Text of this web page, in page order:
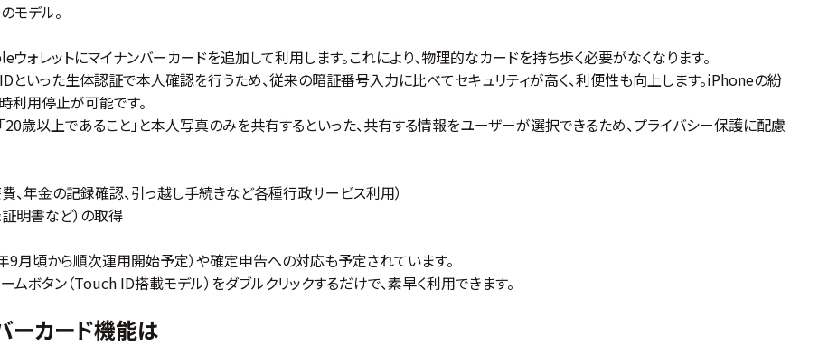
モデル。
ォレットにマイナンバーカードを追加して利用します。これにより、物理的なカードを持ち歩く必要がなくなります。
といった生体認証で本人確認を行うため、従来の暗証番号入力に比べてセキュリティが高く、利便性も向上します。iPhoneの紛
利用停止が可能です。
歳以上であること」と本人写真のみを共有するといった、共有する情報をユーザーが選択できるため、プライバシー保護に配慮
、年金の記録確認、引っ越し手続きなど各種行政サービス利用）
明書など）の取得
月頃から順次運用開始予定）や確定申告への対応も予定されています。
ボタン（Touch ID搭載モデル）をダブルクリックするだけで、素早く利用できます。
ーカード機能は